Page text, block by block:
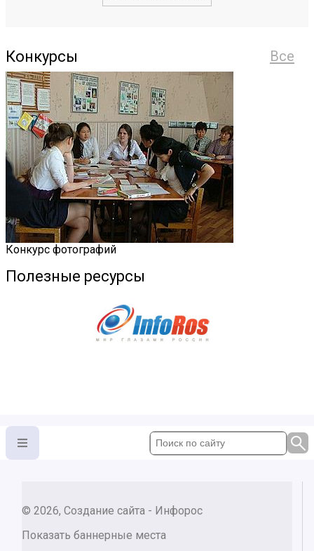
Все
Конкурсы
Конкурс фотографий
Полезные ресурсы
© 2026, Создание сайта - Инфорос
Показать баннерные места